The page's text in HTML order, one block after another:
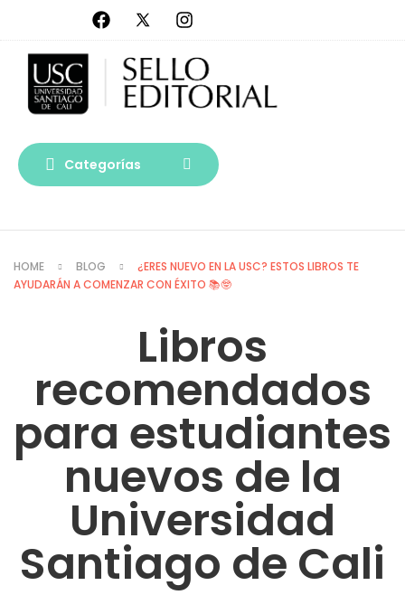
Categorías
HOME BLOG
¿ERES NUEVO EN LA USC? ESTOS LIBROS TE
AYUDARÁN A COMENZAR CON ÉXITO 📚🤓
Libros
recomendados
para estudiantes
nuevos de la
Universidad
Santiago de Cali